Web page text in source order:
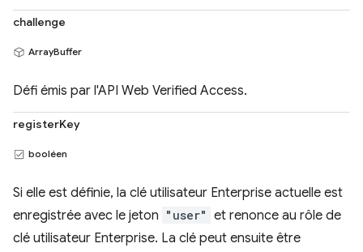
challenge
ArrayBuffer
Défi émis par l'API Web Verified Access.
registerKey
booléen
Si elle est définie, la clé utilisateur Enterprise actuelle est
enregistrée avec le jeton "user" et renonce au rôle de
clé utilisateur Enterprise. La clé peut ensuite être